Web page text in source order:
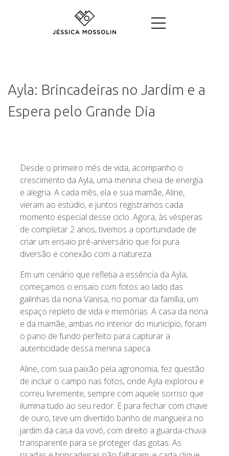
Ayla: Brincadeiras no Jardim e a
Espera pelo Grande Dia
Desde o primeiro mês de vida, acompanho o
crescimento da Ayla, uma menina cheia de energia
e alegria. A cada mês, ela e sua mamãe, Aline,
vieram ao estúdio, e juntos registramos cada
momento especial desse ciclo. Agora, às vésperas
de completar 2 anos, tivemos a oportunidade de
criar um ensaio pré-aniversário que foi pura
diversão e conexão com a natureza.
Em um cenário que refletia a essência da Ayla,
começamos o ensaio com fotos ao lado das
galinhas da nona Vanisa, no pomar da família, um
espaço repleto de vida e memórias. A casa da nona
e da mamãe, ambas no interior do município, foram
o pano de fundo perfeito para capturar a
autenticidade dessa menina sapeca.
Aline, com sua paixão pela agronomia, fez questão
de incluir o campo nas fotos, onde Ayla explorou e
correu livremente, sempre com aquele sorriso que
ilumina tudo ao seu redor. E para fechar com chave
de ouro, teve um divertido banho de mangueira no
jardim da casa da vovó, com direito a guarda-chuva
transparente para se proteger das gotas. As